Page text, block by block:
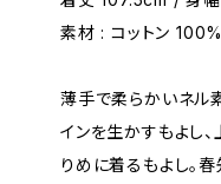
素材 : コットン 100%
薄手で柔らかいネル
インを生かすもよし
りめに着るもよし。